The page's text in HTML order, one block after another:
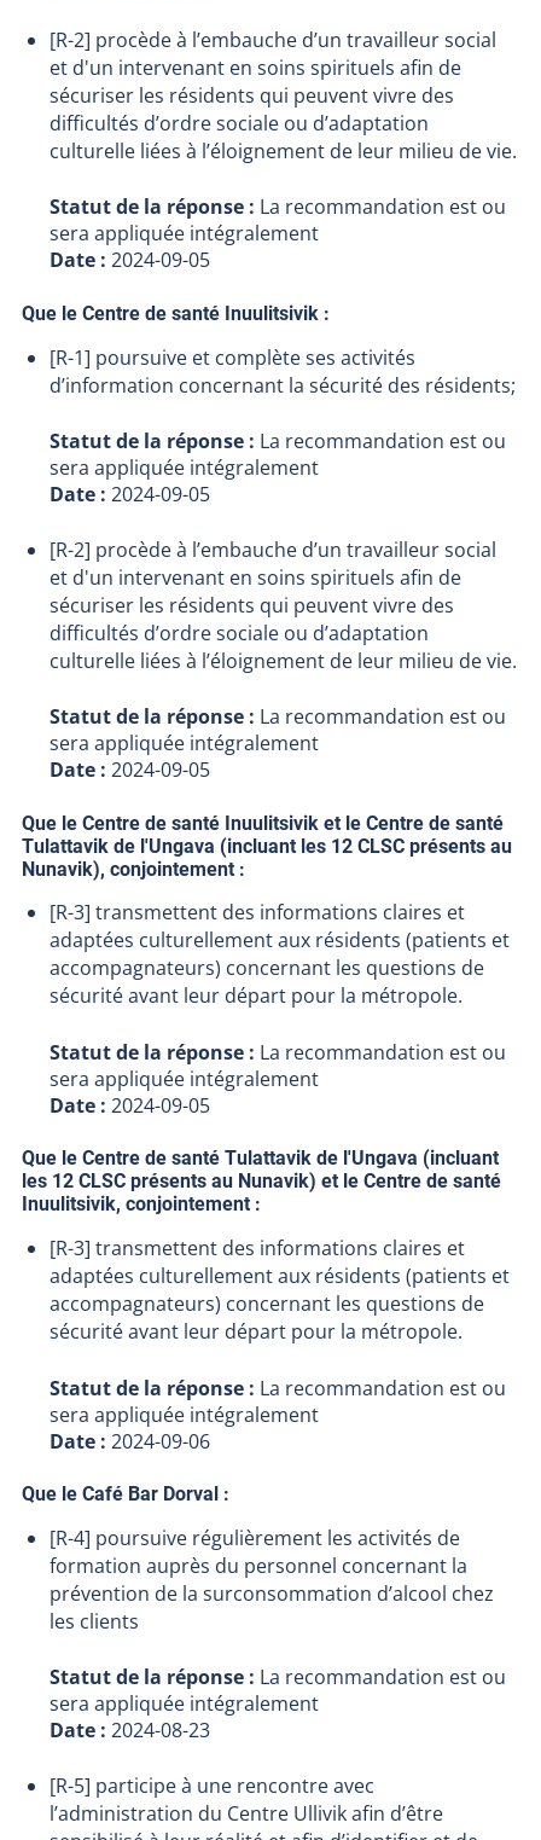
[R-2] procède à l’embauche d’un travailleur social
et d'un intervenant en soins spirituels afin de
sécuriser les résidents qui peuvent vivre des
difficultés d’ordre sociale ou d’adaptation
culturelle liées à l’éloignement de leur milieu de vie.
Statut de la réponse : La recommandation est ou
sera appliquée intégralement
Date :2024-09-05
Que le Centre de santé Inuulitsivik :
[R-1] poursuive et complète ses activités
d’information concernant la sécurité des résidents;
Statut de la réponse : La recommandation est ou
sera appliquée intégralement
Date :2024-09-05
[R-2] procède à l’embauche d’un travailleur social
et d'un intervenant en soins spirituels afin de
sécuriser les résidents qui peuvent vivre des
difficultés d’ordre sociale ou d’adaptation
culturelle liées à l’éloignement de leur milieu de vie.
Statut de la réponse : La recommandation est ou
sera appliquée intégralement
Date :2024-09-05
Que le Centre de santé Inuulitsivik et le Centre de santé
Tulattavik de l'Ungava (incluant les 12 CLSC présents au
Nunavik), conjointement :
[R-3] transmettent des informations claires et
adaptées culturellement aux résidents (patients et
accompagnateurs) concernant les questions de
sécurité avant leur départ pour la métropole.
Statut de la réponse : La recommandation est ou
sera appliquée intégralement
Date :2024-09-05
Que le Centre de santé Tulattavik de l'Ungava (incluant
les 12 CLSC présents au Nunavik) et le Centre de santé
Inuulitsivik, conjointement :
[R-3] transmettent des informations claires et
adaptées culturellement aux résidents (patients et
accompagnateurs) concernant les questions de
sécurité avant leur départ pour la métropole.
Statut de la réponse : La recommandation est ou
sera appliquée intégralement
Date :2024-09-06
Que le Café Bar Dorval :
[R-4] poursuive régulièrement les activités de
formation auprès du personnel concernant la
prévention de la surconsommation d’alcool chez
les clients
Statut de la réponse : La recommandation est ou
sera appliquée intégralement
Date :2024-08-23
[R-5] participe à une rencontre avec
l’administration du Centre Ullivik afin d’être